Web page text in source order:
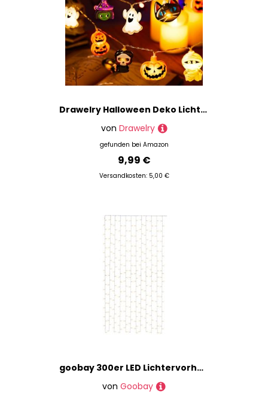
Drawelry Halloween Deko Lichterkette mit USB Angetrieben LED Lichterketten Spinnen Dämonen Geister Kürbis Nacht Lichter für Halloween Party Innen Außen Dekoration (USB-01, 3m)
von Drawelry
gefunden bei Amazon
9,99 €
Versandkosten: 5,00 €
goobay 300er LED Lichtervorhang transparent 2,5 m, 1 St.
von Goobay